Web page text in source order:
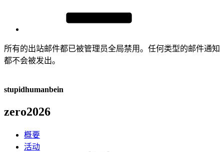
所有的出站邮件都已被管理员全局禁用。任何类型的邮件通知
都不会被发出。
stupidhumanbein
zero2026
概要
活动